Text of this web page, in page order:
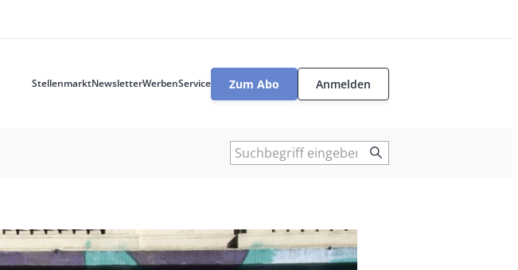
StellenmarktNewsletterWerbenService
User
Zum Abo Anmelden
Suche